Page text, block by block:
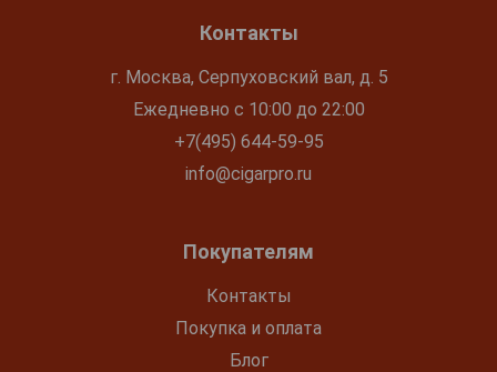
Контакты
г. Москва, Серпуховский вал, д. 5
Ежедневно с 10:00 до 22:00
+7(495) 644-59-95
info@cigarpro.ru
Покупателям
Контакты
Покупка и оплата
Блог